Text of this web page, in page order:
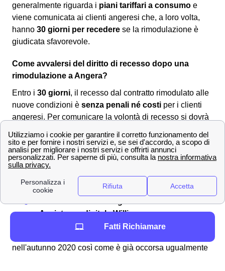
generalmente riguarda i piani tariffari a consumo e
viene comunicata ai clienti angeresi che, a loro volta,
hanno 30 giorni per recedere se la rimodulazione è
giudicata sfavorevole.
Come avvalersi del diritto di recesso dopo una
rimodulazione a Angera?
Entro i 30 giorni, il recesso dal contratto rimodulato alle
nuove condizioni è senza penali né costi per i clienti
angeresi. Per comunicare la volontà di recesso si dovrà
Servizio clienti Wind-Tre: contattabile al 159
PEC all'indirizzo:[email protected]
Raccomandata A/R a:
Milano recapito Baggio, Casella Postale
159, 20152 Milano (MI)
Assistenza digitale Willi
nell'autunno 2020 così come è già occorsa ugualmente
Fatti Richiamare